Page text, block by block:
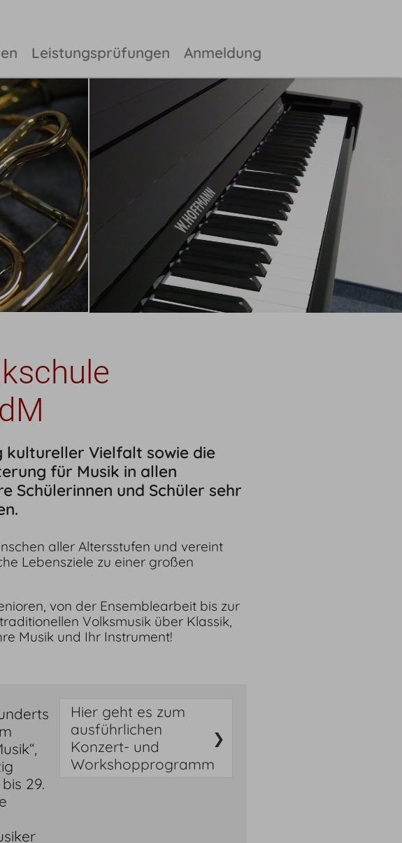
Leistungsprüfungen Anmeldung
Vielfalt sowie die
für Musik in allen
Schülerinnen und Schüler sehr
aller Altersstufen und vereint
Lebensziele zu einer großen
von der Ensemblearbeit bis zur
Volksmusik über Klassik,
Musik und Ihr Instrument!
29.
Hier geht es zum
ausführlichen
Konzert- und
Workshopprogramm